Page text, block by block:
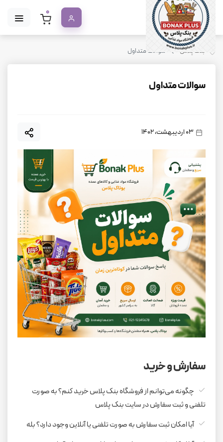
0
بنک پلاس سوالات متداول
سوالات متداول
03 اردیبهشت، 1402
سفارش و خرید
چگونه می‌توانم از فروشگاه بنک پلاس خرید کنم؟ به صورت
تلفنی و ثبت سفارش در سایت بنک پلاس
آیا امکان ثبت سفارش به صورت تلفنی یا آنلاین وجود دارد؟ بله